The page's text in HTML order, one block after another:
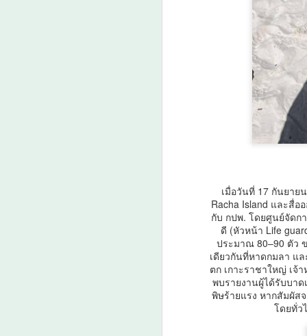
เมื่อวันที่ 17 กันยาย
Racha Island และสื่อ
กับ กปพ. โดยศูนย์จัดก
ดี (หัวหน้า Life
ประมาณ 80–90 ตัว
เดียวกันที่หาดกมลา แ
ตก เกาะราชาใหญ่ เจ้
พบรายงานผู้ได้รับบา
พิษร้ายแรง หากสัมผัส
โดยทั่ว
ย้
น
เ
ค
ตั้
ว